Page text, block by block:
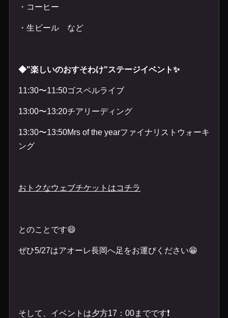
・コーヒー
・生ビール など
◆"楽しいのおすそわけ"ステージイベント✨
11:30〜11:50ゴスペルライブ
13:00〜13:20チアリーディング
13:30〜13:50Mrs of the yearファイナリストウォーキ
ング
おトクなウェブチケットはコチラ
とのことです😄
ぜひ5/27はアオーレ長岡へ足をお運びください😁
そして、イベントは夕方17：00までです❗️